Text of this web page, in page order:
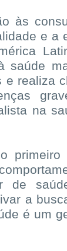
às
e a
saúde
e realiza
na
de
a
é um